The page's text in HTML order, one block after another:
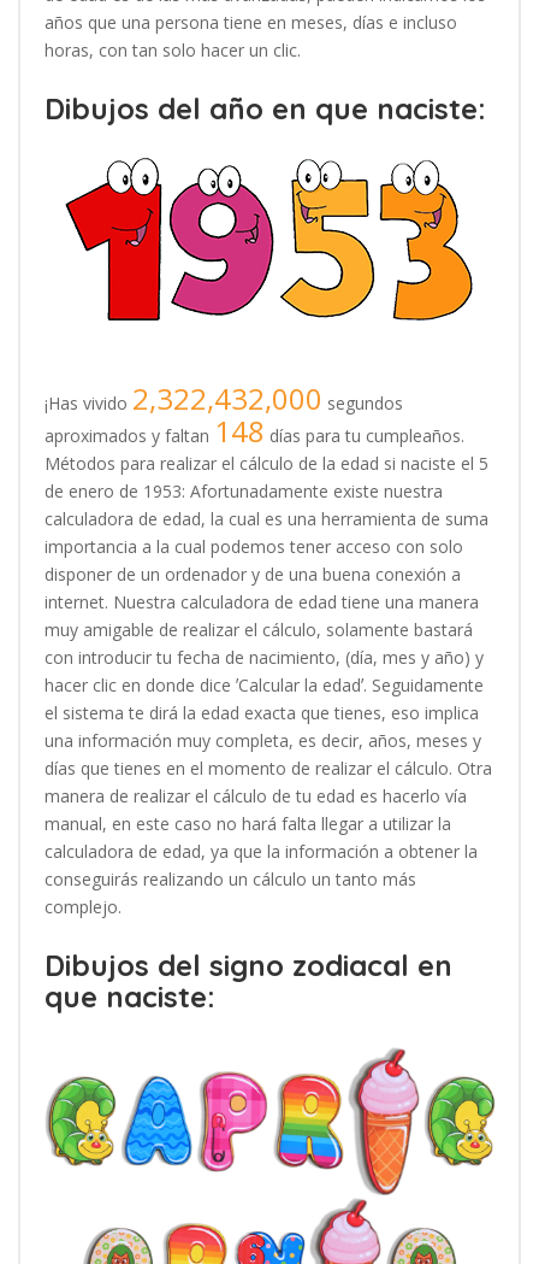
años que una persona tiene en meses, días e incluso
horas, con tan solo hacer un clic.
Dibujos del año en que naciste:
¡Has vivido 2,322,432,000 segundos
aproximados y faltan 148 días para tu cumpleaños.
Métodos para realizar el cálculo de la edad si naciste el 5
de enero de 1953: Afortunadamente existe nuestra
calculadora de edad, la cual es una herramienta de suma
importancia a la cual podemos tener acceso con solo
disponer de un ordenador y de una buena conexión a
internet. Nuestra calculadora de edad tiene una manera
muy amigable de realizar el cálculo, solamente bastará
con introducir tu fecha de nacimiento, (día, mes y año) y
hacer clic en donde dice ʼCalcular la edadʼ. Seguidamente
el sistema te dirá la edad exacta que tienes, eso implica
una información muy completa, es decir, años, meses y
días que tienes en el momento de realizar el cálculo. Otra
manera de realizar el cálculo de tu edad es hacerlo vía
manual, en este caso no hará falta llegar a utilizar la
calculadora de edad, ya que la información a obtener la
conseguirás realizando un cálculo un tanto más
complejo.
Dibujos del signo zodiacal en
que naciste: